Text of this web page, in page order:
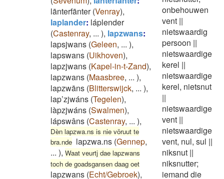
lānterfānter(Venray),
laplander: láplender
(Castenray, ... ), lapzwans:
lapsjwans (Geleen, ... ),
lapswans (Uikhoven),
lapzjwans (Kapel-in-t-Zand),
lapzwans (Maasbree, ... ),
lapzwāns (Blitterswijck, ... ),
lap’zjwáns (Tegelen),
làpzjwáns (Swalmen),
lápswâns (Castenray, ... ),
Dèn lapzwa.ns is nie vöruut te
bra.nde lapzwa.ns (Gennep,
... ), Waat veurtj dae lapzwans
toch de goadsgansen daag oet
lapzwans (Echt/Gebroek),
onbehouwen
vent ||
nietswaardig
persoon ||
nietswaardige
kerel ||
nietswaardige
kerel, nietsnut
||
nietswaardige
vent ||
nietswaardige
vent, nul, sul ||
niksnut ||
niksnutter;
iemand die